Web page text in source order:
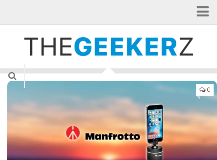
Applicazioni
Gadget
Hardware
Internet of Things
News
0